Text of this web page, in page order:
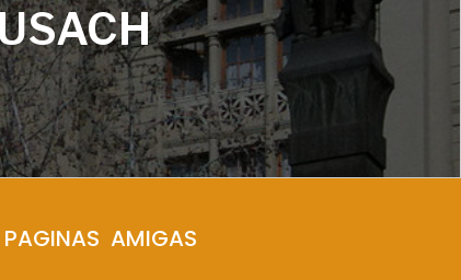
PAGINAS  AMIGAS